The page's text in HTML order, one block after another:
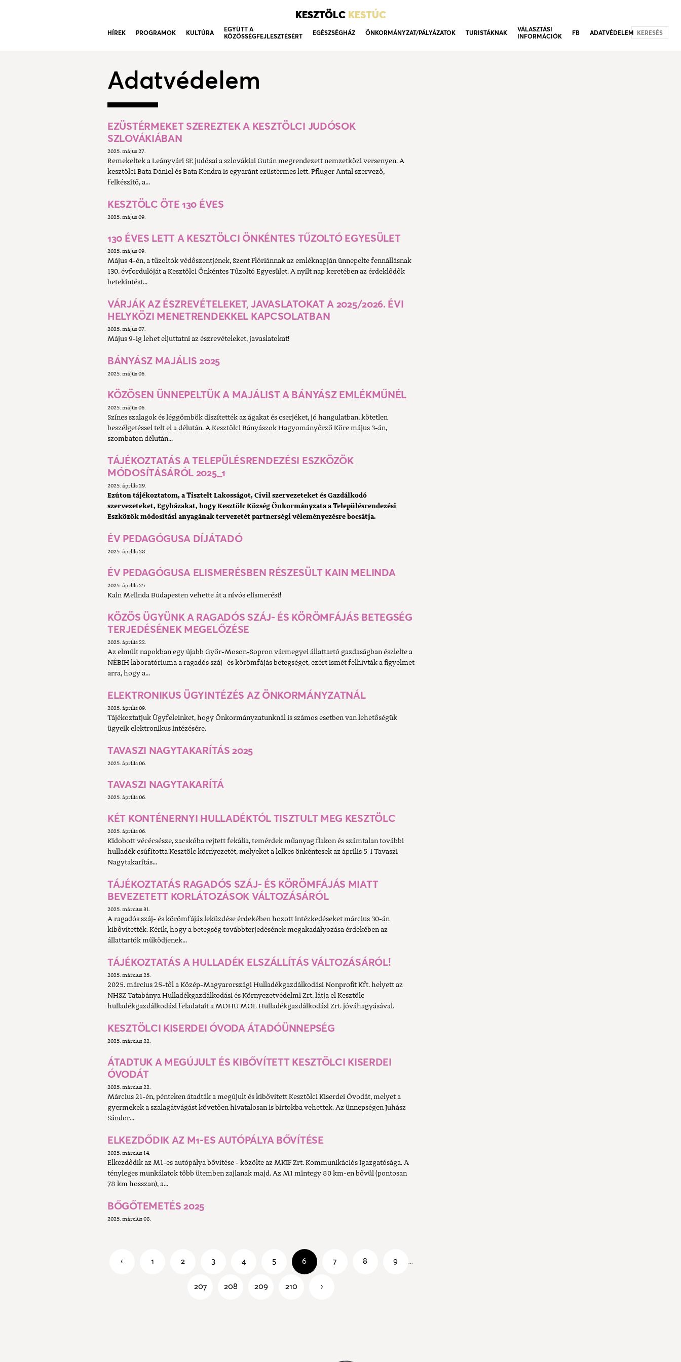
KESZTÖLC KESTÚC
HÍREK PROGRAMOK KULTÚRA
EGYÜTT A
KÖZÖSSÉGFEJLESZTÉSÉRT
EGÉSZSÉGHÁZ ÖNKORMÁNYZAT/PÁLYÁZATOK TURISTÁKNAK
VÁLASZTÁSI
INFORMÁCIÓK
FB ADATVÉDELEM KERESÉS
Adatvédelem
EZÜSTÉRMEKET SZEREZTEK A KESZTÖLCI JUDÓSOK
SZLOVÁKIÁBAN
2025. május 27.
Remekeltek a Leányvári SE judósai a szlovákiai Gután megrendezett nemzetközi versenyen. A
kesztölci Bata Dániel és Bata Kendra is egyaránt ezüstérmes lett. Pfluger Antal szervező,
felkészítő, a...
KESZTÖLC ÖTE 130 ÉVES
2025. május 09.
130 ÉVES LETT A KESZTÖLCI ÖNKÉNTES TŰZOLTÓ EGYESÜLET
2025. május 09.
Május 4-én, a tűzoltók védőszentjének, Szent Flóriánnak az emléknapján ünnepelte fennállásnak
130. évfordulóját a Kesztölci Önkéntes Tűzoltó Egyesület. A nyílt nap keretében az érdeklődők
betekintést...
VÁRJÁK AZ ÉSZREVÉTELEKET, JAVASLATOKAT A 2025/2026. ÉVI
HELYKÖZI MENETRENDEKKEL KAPCSOLATBAN
2025. május 07.
Május 9-ig lehet eljuttatni az észrevételeket, javaslatokat!
BÁNYÁSZ MAJÁLIS 2025
2025. május 06.
KÖZÖSEN ÜNNEPELTÜK A MAJÁLIST A BÁNYÁSZ EMLÉKMŰNÉL
2025. május 06.
Színes szalagok és léggömbök díszítették az ágakat és cserjéket, jó hangulatban, kötetlen
beszélgetéssel telt el a délután. A Kesztölci Bányászok Hagyományőrző Köre május 3-án,
szombaton délután...
TÁJÉKOZTATÁS A TELEPÜLÉSRENDEZÉSI ESZKÖZÖK
MÓDOSÍTÁSÁRÓL 2025_1
2025. április 29.
Ezúton tájékoztatom, a Tisztelt Lakosságot, Civil szervezeteket és Gazdálkodó
szervezeteket, Egyházakat, hogy Kesztölc Község Önkormányzata a Településrendezési
Eszközök módosítási anyagának tervezetét partnerségi véleményezésre bocsátja.
ÉV PEDAGÓGUSA DÍJÁTADÓ
2025. április 28.
ÉV PEDAGÓGUSA ELISMERÉSBEN RÉSZESÜLT KAIN MELINDA
2025. április 25.
Kain Melinda Budapesten vehette át a nívós elismerést!
KÖZÖS ÜGYÜNK A RAGADÓS SZÁJ- ÉS KÖRÖMFÁJÁS BETEGSÉG
TERJEDÉSÉNEK MEGELŐZÉSE
2025. április 22.
Az elmúlt napokban egy újabb Győr-Moson-Sopron vármegyei állattartó gazdaságban észlelte a
NÉBIH laboratóriuma a ragadós száj- és körömfájás betegséget, ezért ismét felhívták a figyelmet
arra, hogy a...
ELEKTRONIKUS ÜGYINTÉZÉS AZ ÖNKORMÁNYZATNÁL
2025. április 09.
Tájékoztatjuk Ügyfeleinket, hogy Önkormányzatunknál is számos esetben van lehetőségük
ügyeik elektronikus intézésére.
TAVASZI NAGYTAKARÍTÁS 2025
2025. április 06.
TAVASZI NAGYTAKARÍTÁ
2025. április 06.
KÉT KONTÉNERNYI HULLADÉKTÓL TISZTULT MEG KESZTÖLC
2025. április 06.
Kidobott vécécsésze, zacskóba rejtett fekália, temérdek műanyag flakon és számtalan további
hulladék csúfította Kesztölc környezetét, melyeket a lelkes önkéntesek az április 5-i Tavaszi
Nagytakarítás...
TÁJÉKOZTATÁS RAGADÓS SZÁJ- ÉS KÖRÖMFÁJÁS MIATT
BEVEZETETT KORLÁTOZÁSOK VÁLTOZÁSÁRÓL
2025. március 31.
A ragadós száj- és körömfájás leküzdése érdekében hozott intézkedéseket március 30-án
kibővítették. Kérik, hogy a betegség továbbterjedésének megakadályozása érdekében az
állattartók működjenek...
TÁJÉKOZTATÁS A HULLADÉK ELSZÁLLÍTÁS VÁLTOZÁSÁRÓL!
2025. március 25.
2025. március 25-től a Közép-Magyarországi Hulladékgazdálkodási Nonprofit Kft. helyett az
NHSZ Tatabánya Hulladékgazdálkodási és Környezetvédelmi Zrt. látja el Kesztölc
hulladékgazdálkodási feladatait a MOHU MOL Hulladékgazdálkodási Zrt. jóváhagyásával.
KESZTÖLCI KISERDEI ÓVODA ÁTADÓÜNNEPSÉG
2025. március 22.
ÁTADTUK A MEGÚJULT ÉS KIBŐVÍTETT KESZTÖLCI KISERDEI
ÓVODÁT
2025. március 22.
Március 21-én, pénteken átadták a megújult és kibővített Kesztölci Kiserdei Óvodát, melyet a
gyermekek a szalagátvágást követően hivatalosan is birtokba vehettek. Az ünnepségen Juhász
Sándor...
ELKEZDŐDIK AZ M1-ES AUTÓPÁLYA BŐVÍTÉSE
2025. március 14.
Elkezdődik az M1-es autópálya bővítése - közölte az MKIF Zrt. Kommunikációs Igazgatósága. A
tényleges munkálatok több ütemben zajlanak majd. Az M1 mintegy 80 km-en bővül (pontosan
78 km hosszan), a...
BŐGŐTEMETÉS 2025
2025. március 08.
‹ 1 2 3 4 5 6 7 8 9 ...
207 208 209 210 ›